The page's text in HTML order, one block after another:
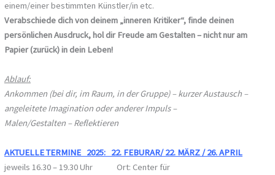
einem/einer bestimmten Künstler/in etc.
Verabschiede dich von deinem „inneren Kritiker“, finde deinen
persönlichen Ausdruck, hol dir Freude am Gestalten – nicht nur am
Papier (zurück) in dein Leben!
Ablauf:
Ankommen (bei dir, im Raum, in der Gruppe) – kurzer Austausch –
angeleitete Imagination oder anderer Impuls –
Malen/Gestalten – Reflektieren
AKTUELLE TERMINE 2025: 22. FEBURAR/ 22. MÄRZ / 26. APRIL
jeweils 16.30 – 19.30 Uhr Ort: Center für